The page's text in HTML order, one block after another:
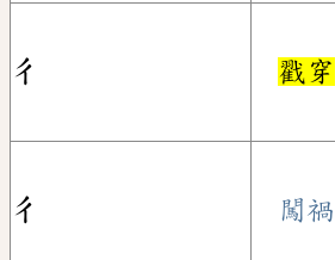
ㄔ 戳穿
ㄔ 闖禍